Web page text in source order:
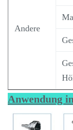
Andere
Anwendung